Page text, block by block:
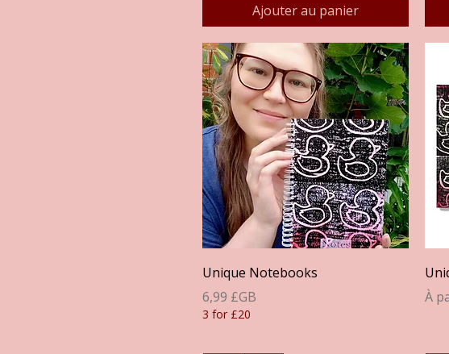
Ajouter au panier
Aperçu rapide
Unique Notebooks
Prix
6,99 £GB
3 for £20
À